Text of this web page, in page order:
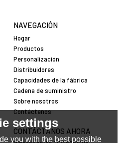
NAVEGACIÓN
Hogar
Productos
Personalización
Distribuidores
Capacidades de la fábrica
Cadena de suministro
Sobre nosotros
Contáctenos
CONTÁCTANOS AHORA
settings
you with the best possible